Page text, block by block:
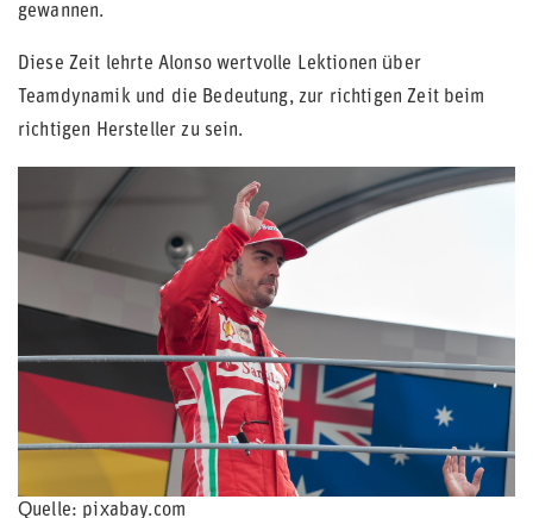
gewannen.
Diese Zeit lehrte Alonso wertvolle Lektionen über
Teamdynamik und die Bedeutung, zur richtigen Zeit beim
richtigen Hersteller zu sein.
Quelle: pixabay.com